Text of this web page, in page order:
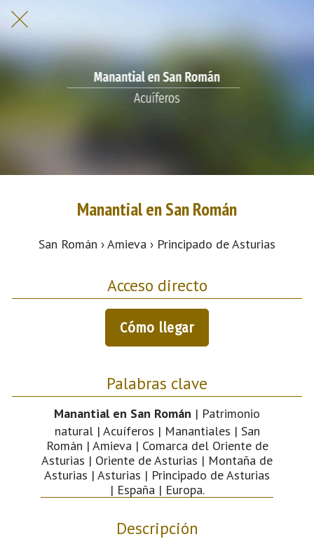
Manantial en San Román
San Román › Amieva › Principado de Asturias
Acceso directo
Cómo llegar
Palabras clave
Manantial en San Román | Patrimonio
natural | Acuíferos | Manantiales | San
Román | Amieva | Comarca del Oriente de
Asturias | Oriente de Asturias | Montaña de
Asturias | Asturias | Principado de Asturias
| España | Europa.
Descripción